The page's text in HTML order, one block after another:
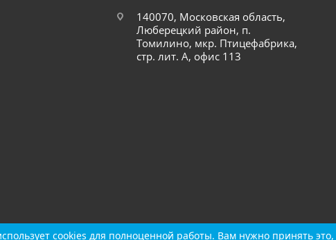
140070, Московская область,
Люберецкий район, п.
Томилино, мкр. Птицефабрика,
стр. лит. А, офис 113
cookies для полноценной работы. Вам нужно принять это,